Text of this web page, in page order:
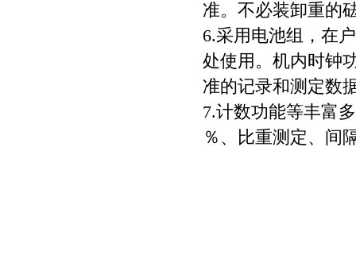
准。不必装卸重的
6.采用电池组，在
处使用。机内时钟
准的记录和测定数
7.计数功能等丰富
％、比重测定、间